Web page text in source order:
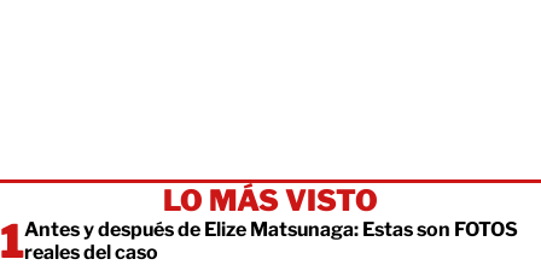
LO MÁS VISTO
Antes y después de Elize Matsunaga: Estas son FOTOS
reales del caso